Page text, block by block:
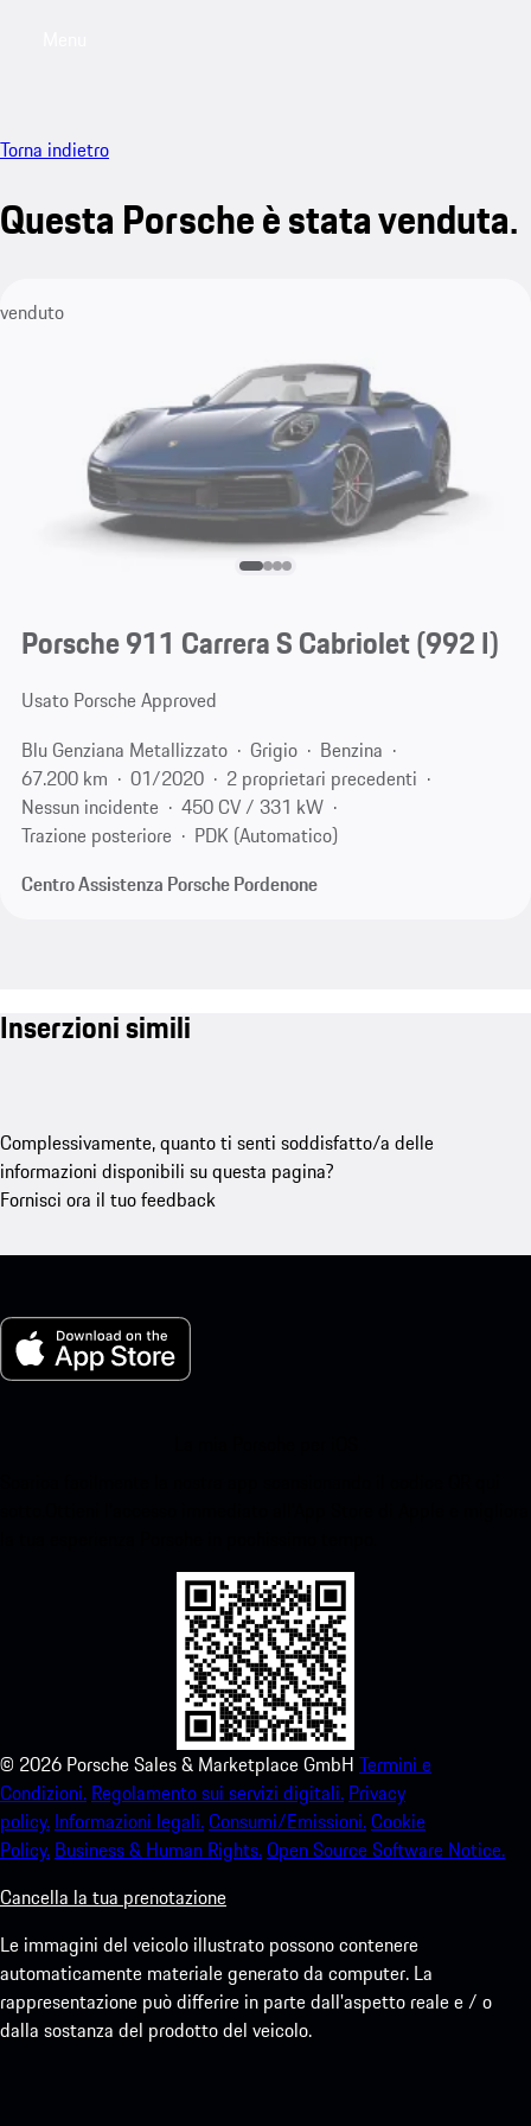
Torna indietro
Questa Porsche è stata venduta.
venduto
Porsche 911 Carrera S Cabriolet(992 I)
Usato Porsche Approved
Blu Genziana Metallizzato
Grigio
Benzina
67.200 km
01/2020
2 proprietari precedenti
Nessun incidente
450 CV / 331 kW
Trazione posteriore
PDK (Automatico)
Centro Assistenza Porsche Pordenone
Inserzioni simili
Complessivamente, quanto ti senti soddisfatto/a delle
informazioni disponibili su questa pagina?
Fornisci ora il tuo feedback
© 2026 Porsche Sales & Marketplace GmbH Termini e
Condizioni. Regolamento sui servizi digitali. Privacy
policy. Informazioni legali.Consumi/Emissioni.Cookie
Policy. Business & Human Rights.Open Source Software Notice.
Cancella la tua prenotazione
Le immagini del veicolo illustrato possono contenere
automaticamente materiale generato da computer. La
rappresentazione può differire in parte dall'aspetto reale e / o
dalla sostanza del prodotto del veicolo.